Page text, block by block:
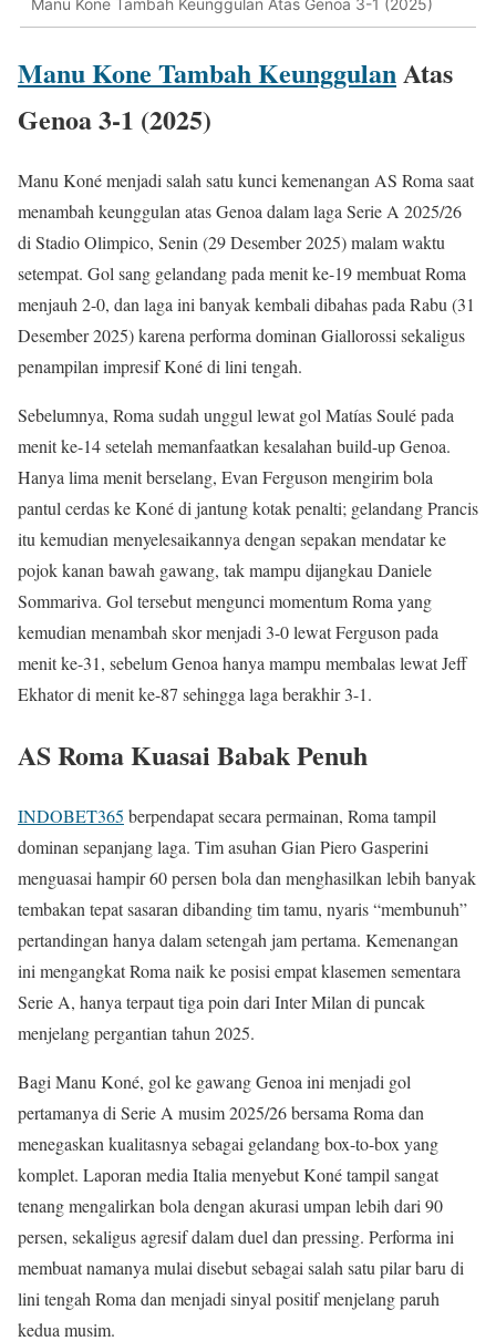
Manu Kone Tambah Keunggulan Atas Genoa 3-1 (2025)
Manu Kone Tambah KeunggulanAtas
Genoa 3-1 (2025)
Manu Koné menjadi salah satu kunci kemenangan AS Roma saat
menambah keunggulan atas Genoa dalam laga Serie A 2025/26
di Stadio Olimpico, Senin (29 Desember 2025) malam waktu
setempat. Gol sang gelandang pada menit ke-19 membuat Roma
menjauh 2-0, dan laga ini banyak kembali dibahas pada Rabu (31
Desember 2025) karena performa dominan Giallorossi sekaligus
penampilan impresif Koné di lini tengah.
Sebelumnya, Roma sudah unggul lewat gol Matías Soulé pada
menit ke-14 setelah memanfaatkan kesalahan build-up Genoa.
Hanya lima menit berselang, Evan Ferguson mengirim bola
pantul cerdas ke Koné di jantung kotak penalti; gelandang Prancis
itu kemudian menyelesaikannya dengan sepakan mendatar ke
pojok kanan bawah gawang, tak mampu dijangkau Daniele
Sommariva. Gol tersebut mengunci momentum Roma yang
kemudian menambah skor menjadi 3-0 lewat Ferguson pada
menit ke-31, sebelum Genoa hanya mampu membalas lewat Jeff
Ekhator di menit ke-87 sehingga laga berakhir 3-1.
AS Roma Kuasai Babak Penuh
INDOBET365 berpendapat secara permainan, Roma tampil
dominan sepanjang laga. Tim asuhan Gian Piero Gasperini
menguasai hampir 60 persen bola dan menghasilkan lebih banyak
tembakan tepat sasaran dibanding tim tamu, nyaris “membunuh”
pertandingan hanya dalam setengah jam pertama. Kemenangan
ini mengangkat Roma naik ke posisi empat klasemen sementara
Serie A, hanya terpaut tiga poin dari Inter Milan di puncak
menjelang pergantian tahun 2025.
Bagi Manu Koné, gol ke gawang Genoa ini menjadi gol
pertamanya di Serie A musim 2025/26 bersama Roma dan
menegaskan kualitasnya sebagai gelandang box-to-box yang
komplet. Laporan media Italia menyebut Koné tampil sangat
tenang mengalirkan bola dengan akurasi umpan lebih dari 90
persen, sekaligus agresif dalam duel dan pressing. Performa ini
membuat namanya mulai disebut sebagai salah satu pilar baru di
lini tengah Roma dan menjadi sinyal positif menjelang paruh
kedua musim.